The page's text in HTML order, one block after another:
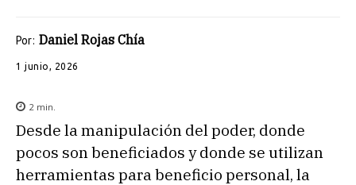
Por: Daniel Rojas Chía
1 junio, 2026
2 min.
Desde la manipulación del poder, donde
pocos son beneficiados y donde se utilizan
herramientas para beneficio personal, la